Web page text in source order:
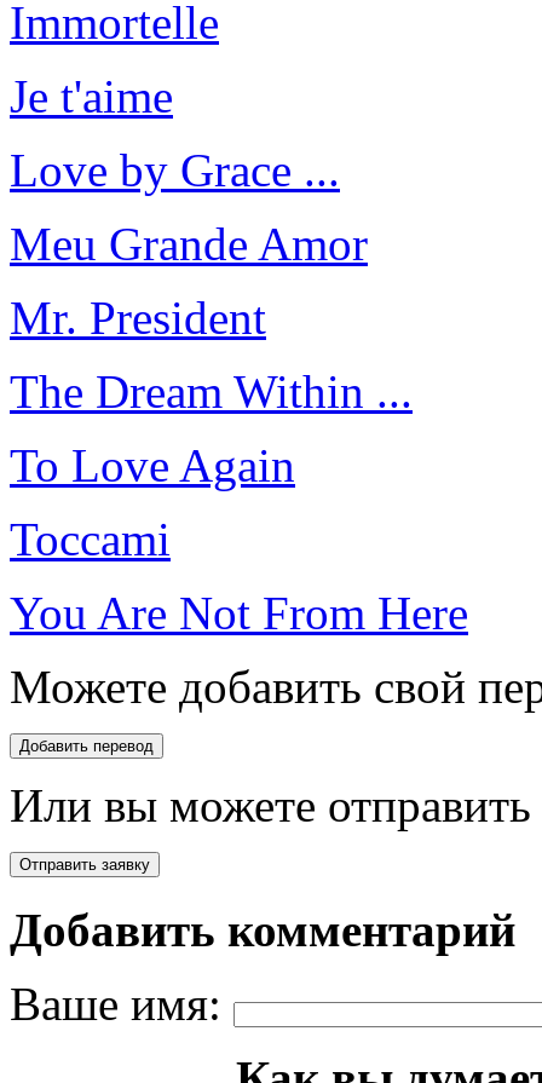
Immortelle
Je t'aime
Love by Grace ...
Meu Grande Amor
Mr. President
The Dream Within ...
To Love Again
Toccami
You Are Not From Here
Можете добавить свой
Или вы можете отправить
Добавить комментарий
Ваше имя: